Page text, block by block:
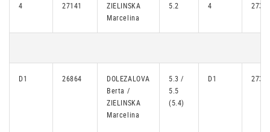
4 27141
ZIELINSKA
Marcelina
5.2 4
D1 26864
DOLEZALOVA
Berta /
ZIELINSKA
Marcelina
5.3 /
5.5
(5.4)
D1